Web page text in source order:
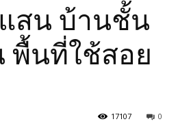
สน บ้านชั้น
พื้นที่ใช้สอย
0
17107